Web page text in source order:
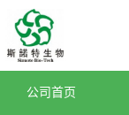
公司首页